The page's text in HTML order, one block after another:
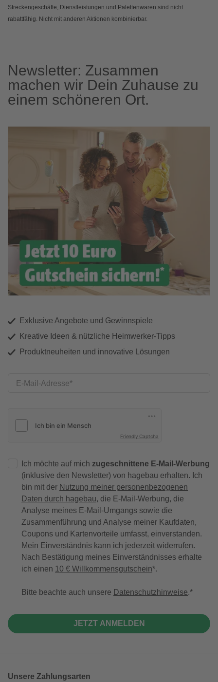
Streckengeschäfte, Dienstleistungen und Palettenwaren sind nicht
rabattfähig. Nicht mit anderen Aktionen kombinierbar.
Newsletter: Zusammen
machen wir Dein Zuhause zu
einem schöneren Ort.
Exklusive Angebote und Gewinnspiele
Kreative Ideen & nützliche Heimwerker-Tipps
Produktneuheiten und innovative Lösungen
E-Mail-Adresse
Friendly Captcha
Ich möchte auf mich zugeschnittene E-Mail-Werbung
(inklusive den Newsletter) von hagebau erhalten. Ich
bin mit der Nutzung meiner personenbezogenen
Daten durch hagebau, die E-Mail-Werbung, die
Analyse meines E-Mail-Umgangs sowie die
Zusammenführung und Analyse meiner Kaufdaten,
Coupons und Kartenvorteile umfasst, einverstanden.
Mein Einverständnis kann ich jederzeit widerrufen.
Nach Bestätigung meines Einverständnisses erhalte
ich einen 10 € Willkommensgutschein*.
Bitte beachte auch unsere Datenschutzhinweise.
JETZT ANMELDEN
Unsere Zahlungsarten